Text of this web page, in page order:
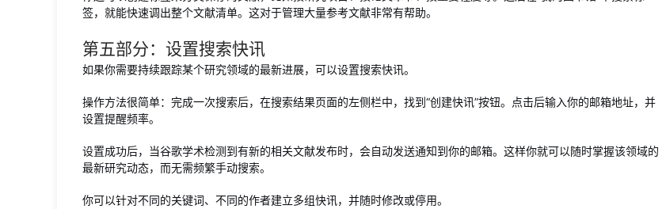
签，就能快速调出整个文献清单。这对于管理大量参考文献非常有帮助。
第五部分：设置搜索快讯
如果你需要持续跟踪某个研究领域的最新进展，可以设置搜索快讯。
操作方法很简单：完成一次搜索后，在搜索结果页面的左侧栏中，找到“创建快讯”按钮。点击后输入你的邮箱地址，并
设置提醒频率。
设置成功后，当谷歌学术检测到有新的相关文献发布时，会自动发送通知到你的邮箱。这样你就可以随时掌握该领域的
最新研究动态，而无需频繁手动搜索。
你可以针对不同的关键词、不同的作者建立多组快讯，并随时修改或停用。